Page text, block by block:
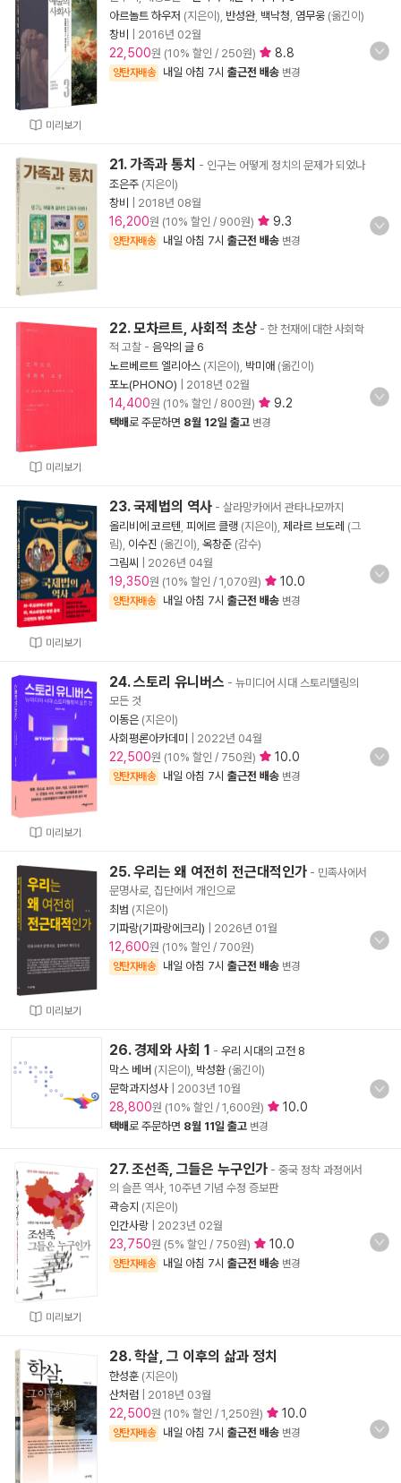
미리보기
아르놀트 하우저 (지은이), 반성완, 백낙청 염무웅 (옮긴이)
창비
2016년 02월
22,500원 (10% 할인 / 250원) 8.8
양탄자배송 내일 아침 7시 출근전 배송 변경
21. 가족과 통치 - 인구는 어떻게 정치의 문제가 되었나
조은주 (지은이)
창비
2018년 08월
16,200원 (10% 할인 / 900원) 9.3
양탄자배송 내일 아침 7시 출근전 배송 변경
미리보기
22. 모차르트, 사회적 초상 - 한 천재에 대한 사회학
적 고찰 - 음악의 글 6
노르베르트 엘리아스 (지은이), 박미애 (옮긴이)
포노(PHONO)
2018년 02월
14,400원 (10% 할인 / 800원) 9.2
택배로 주문하면 8월 12일 출고 변경
미리보기
23. 국제법의 역사 - 살라망카에서 관타나모까지
올리비에 코르텐 피에르 클랭 (지은이), 제라르 브도레 (그
림), 이수진 (옮긴이), 옥창준 (감수)
그림씨
2026년 04월
19,350원 (10% 할인 / 1,070원) 10.0
양탄자배송 내일 아침 7시 출근전 배송 변경
미리보기
24. 스토리 유니버스 - 뉴미디어 시대 스토리텔링의
모든 것
이동은 (지은이)
사회평론아카데미
2022년 04월
22,500원 (10% 할인 / 750원) 10.0
양탄자배송 내일 아침 7시 출근전 배송 변경
미리보기
25. 우리는 왜 여전히 전근대적인가 - 민족사에서
문명사로, 집단에서 개인으로
최범 (지은이)
기파랑(기파랑에크리)
2026년 01월
12,600원 (10% 할인 / 700원)
양탄자배송 내일 아침 7시 출근전 배송 변경
26. 경제와 사회 1 - 우리 시대의 고전 8
막스 베버 (지은이), 박성환 (옮긴이)
문학과지성사
2003년 10월
28,800원 (10% 할인 / 1,600원) 10.0
택배로 주문하면 8월 11일 출고 변경
미리보기
27. 조선족, 그들은 누구인가 - 중국 정착 과정에서
의 슬픈 역사, 10주년 기념 수정 증보판
곽승지 (지은이)
인간사랑
2023년 02월
23,750원 (5% 할인 / 750원) 10.0
양탄자배송 내일 아침 7시 출근전 배송 변경
28. 학살, 그 이후의 삶과 정치
한성훈 (지은이)
산처럼
2018년 03월
22,500원 (10% 할인 / 1,250원) 10.0
양탄자배송 내일 아침 7시 출근전 배송 변경